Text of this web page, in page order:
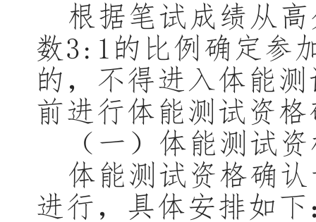
根据笔试成绩从
数3:1的比例确定参
的，不得进入体能
前进行体能测试资格
（一） 体能测试
体能测试资格确认
进行，具体安排如下